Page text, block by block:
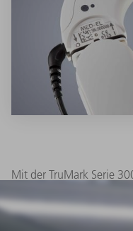
Mit der TruMark Serie
Gesellschaft m.b.H.):